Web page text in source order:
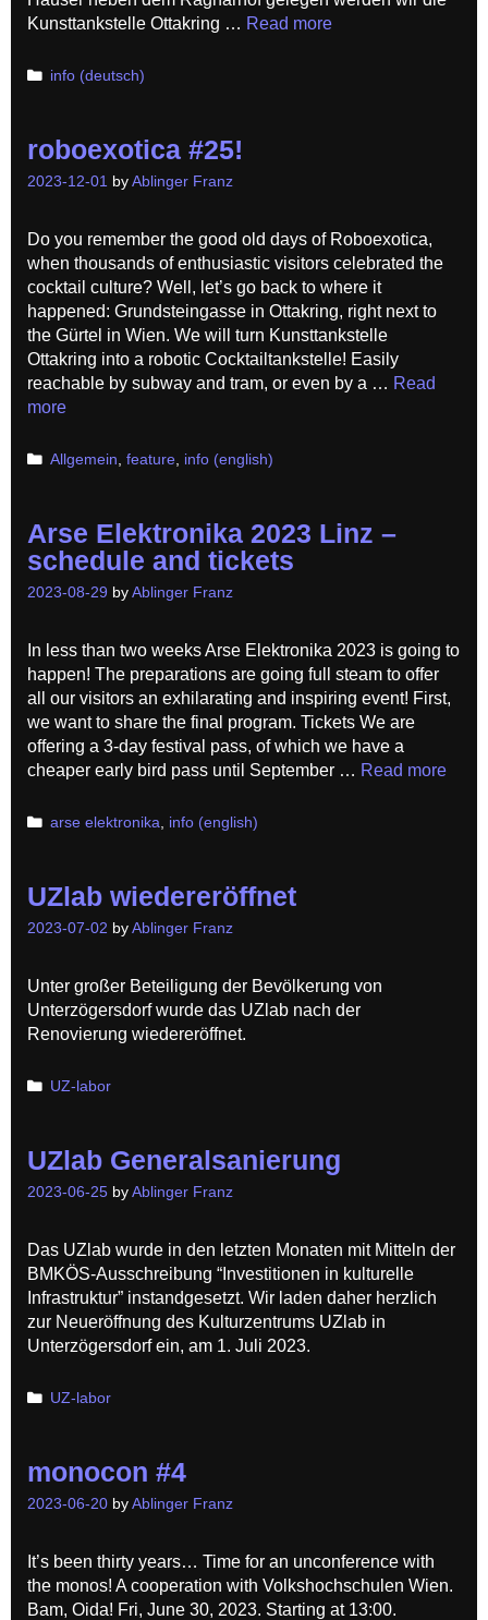
Kunsttankstelle Ottakring … Read more
Categories
info (deutsch)
roboexotica #25!
2023-12-01 by Ablinger Franz
Do you remember the good old days of Roboexotica,
when thousands of enthusiastic visitors celebrated the
cocktail culture? Well, let’s go back to where it
happened: Grundsteingasse in Ottakring, right next to
the Gürtel in Wien. We will turn Kunsttankstelle
Ottakring into a robotic Cocktailtankstelle! Easily
reachable by subway and tram, or even by a … Read
more
Categories
Allgemein ,feature info (english)
Arse Elektronika 2023 Linz –
schedule and tickets
2023-08-29 by Ablinger Franz
In less than two weeks Arse Elektronika 2023 is going to
happen! The preparations are going full steam to offer
all our visitors an exhilarating and inspiring event! First,
we want to share the final program. Tickets We are
offering a 3-day festival pass, of which we have a
cheaper early bird pass until September … Read more
Categories
arse elektronika info (english)
UZlab wiedereröffnet
2023-07-02 by Ablinger Franz
Unter großer Beteiligung der Bevölkerung von
Unterzögersdorf wurde das UZlab nach der
Renovierung wiedereröffnet.
Categories
UZ-labor
UZlab Generalsanierung
2023-06-25 by Ablinger Franz
Das UZlab wurde in den letzten Monaten mit Mitteln der
BMKÖS-Ausschreibung “Investitionen in kulturelle
Infrastruktur” instandgesetzt. Wir laden daher herzlich
zur Neueröffnung des Kulturzentrums UZlab in
Unterzögersdorf ein, am 1. Juli 2023.
Categories
UZ-labor
monocon #4
2023-06-20 by Ablinger Franz
It’s been thirty years… Time for an unconference with
the monos! A cooperation with Volkshochschulen Wien.
Bam, Oida! Fri, June 30, 2023. Starting at 13:00.